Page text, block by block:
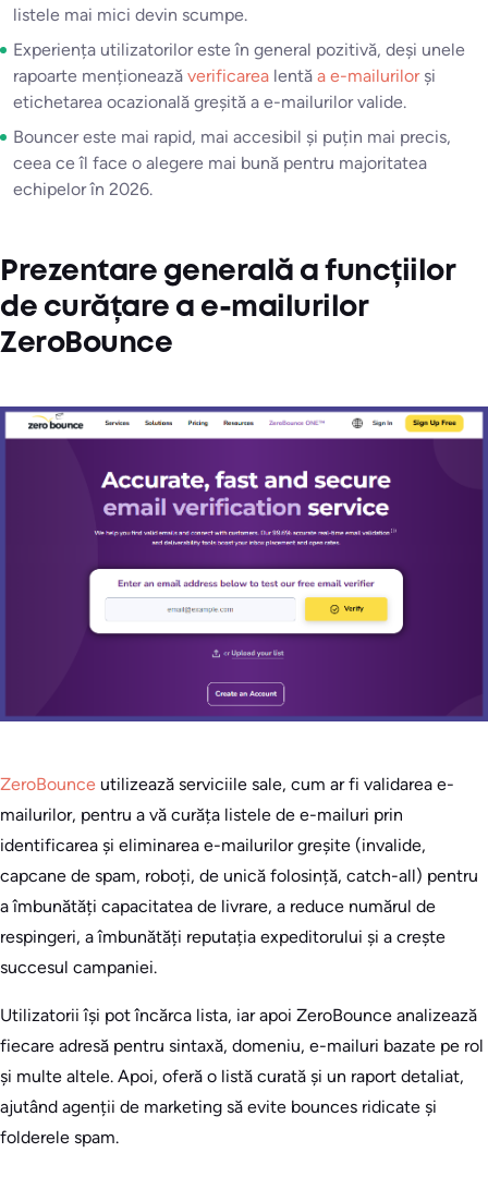
listele mai mici devin scumpe.
Experiența utilizatorilor este în general pozitivă, deși unele
rapoarte menționează verificarea lentă a e-mailurilorși
etichetarea ocazională greșită a e-mailurilor valide.
Bouncer este mai rapid, mai accesibil și puțin mai precis,
ceea ce îl face o alegere mai bună pentru majoritatea
echipelor în 2026.
Prezentare generală a funcțiilor
de curățare a e-mailurilor
ZeroBounce
ZeroBounce utilizează serviciile sale, cum ar fi validarea e-
mailurilor, pentru a vă curăța listele de e-mailuri prin
identificarea și eliminarea e-mailurilor greșite (invalide,
capcane de spam, roboți, de unică folosință, catch-all) pentru
a îmbunătăți capacitatea de livrare, a reduce numărul de
respingeri, a îmbunătăți reputația expeditorului și a crește
succesul campaniei.
Utilizatorii își pot încărca lista, iar apoi ZeroBounce analizează
fiecare adresă pentru sintaxă, domeniu, e-mailuri bazate pe rol
și multe altele. Apoi, oferă o listă curată și un raport detaliat,
ajutând agenții de marketing să evite bounces ridicate și
folderele spam.